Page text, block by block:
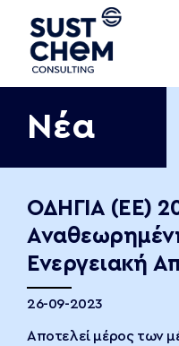
Νέα
ΟΔΗΓΙΑ (ΕΕ)
Ενεργειακή
26-09-2023
Αποτελεί μέρος των